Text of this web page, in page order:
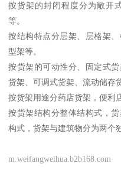
按货架的封闭程度分为敞开
等。
按结构特点分层架、层格架
型架等。
按货架的可动性分、固定式
货架、可调式货架、流动储存
按货架用途分药店货架，便利
按货架结构分整体结构式，
构式，货架与建筑物分为两个
m.weifangweihua.b2b168.com